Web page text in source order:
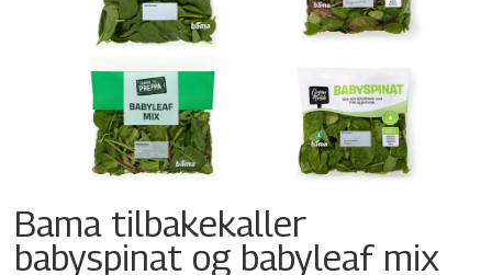
Bama tilbakekaller
babyspinat og babyleaf mix